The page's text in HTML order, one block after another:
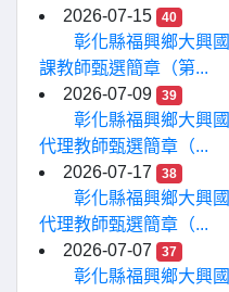
2026-07-15
40
彰化縣福興鄉大興
課教師甄選簡章（第...
2026-07-09
39
彰化縣福興鄉大興
代理教師甄選簡章（...
2026-07-17
38
彰化縣福興鄉大興
代理教師甄選簡章（...
2026-07-07
37
彰化縣福興鄉大興